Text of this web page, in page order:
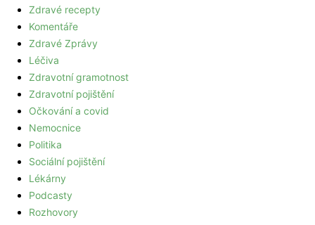
Zdravé recepty
Komentáře
Zdravé Zprávy
Léčiva
Zdravotní gramotnost
Zdravotní pojištění
Očkování a covid
Nemocnice
Politika
Sociální pojištění
Lékárny
Podcasty
Rozhovory